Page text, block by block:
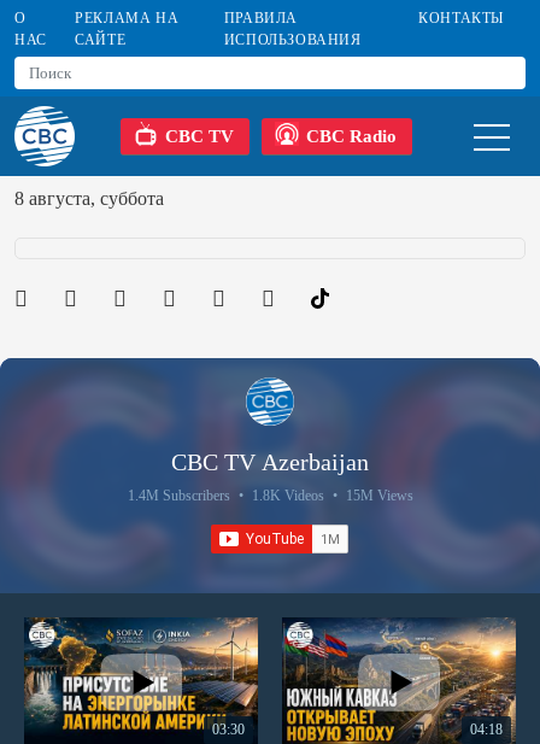
О
НАС
РЕКЛАМА НА
САЙТЕ
ПРАВИЛА
ИСПОЛЬЗОВАНИЯ
КОНТАКТЫ
CBC TV CBC Radio
8 августа, суббота
CBC TV Azerbaijan
1.4M Subscribers • 1.8K Videos • 15M Views
03:30 04:18